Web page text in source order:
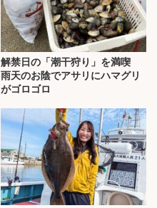
解禁日の「潮干狩り」を満喫
雨天のお陰でアサリにハマグリ
がゴロゴロ